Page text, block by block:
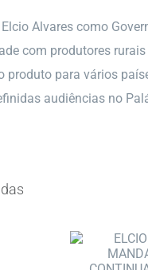
Alvares como
com produtores
produto para vários
audiências no